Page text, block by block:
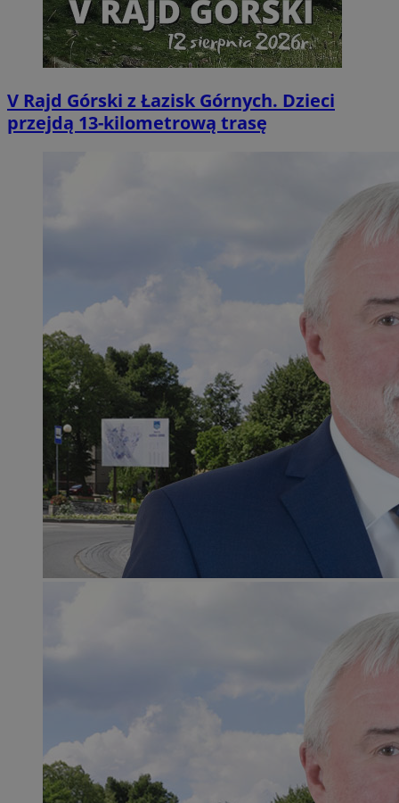
V Rajd Górski z Łazisk Górnych. Dzieci
przejdą 13-kilometrową trasę